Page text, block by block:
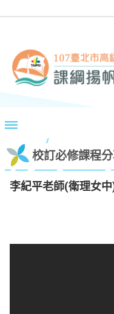
校訂必修課程
李紀平老師(衛理女